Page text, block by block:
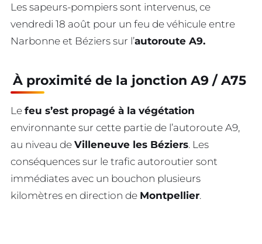
Les sapeurs-pompiers sont intervenus, ce
vendredi 18 août pour un feu de véhicule entre
Narbonne et Béziers sur l’autoroute A9.
À proximité de la jonction A9 / A75
Le feu s’est propagé à la végétation
environnante sur cette partie de l’autoroute A9,
au niveau de Villeneuve les Béziers. Les
conséquences sur le trafic autoroutier sont
immédiates avec un bouchon plusieurs
kilomètres en direction de Montpellier.